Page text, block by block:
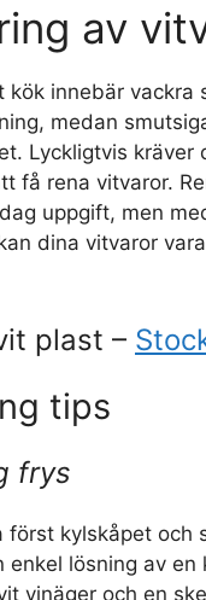
av
kök innebär vackra
medan
Lyckligtvis
få rena vitvaror.
uppgift, men
dina vitvaror
plast –
tips
frys
först kylskåpet och
enkel lösning av
vinäger och en